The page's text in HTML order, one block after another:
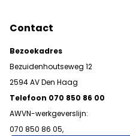
Contact
Bezoekadres
Bezuidenhoutseweg 12
2594 AV Den Haag
Telefoon 070 850 86 00
AWVN-werkgeverslijn:
070 850 86 05,